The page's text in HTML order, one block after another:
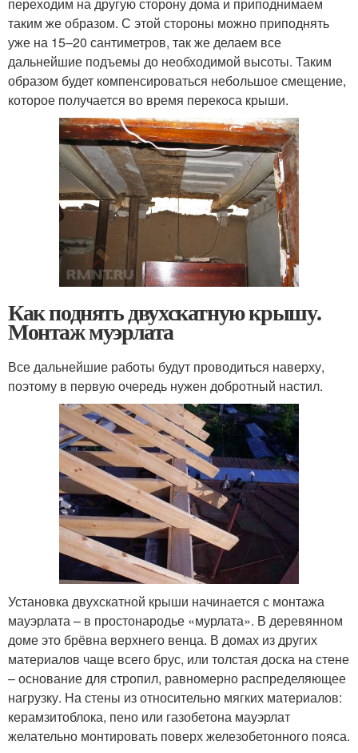
таким же образом. С этой стороны можно приподнять
уже на 15–20 сантиметров, так же делаем все
дальнейшие подъемы до необходимой высоты. Таким
образом будет компенсироваться небольшое смещение,
которое получается во время перекоса крыши.
Как поднять двухскатную крышу.
Монтаж муэрлата
Все дальнейшие работы будут проводиться наверху,
поэтому в первую очередь нужен добротный настил.
Установка двухскатной крыши начинается с монтажа
мауэрлата – в простонародье «мурлата». В деревянном
доме это брёвна верхнего венца. В домах из других
материалов чаще всего брус, или толстая доска на стене
– основание для стропил, равномерно распределяющее
нагрузку. На стены из относительно мягких материалов:
керамзитоблока, пено или газобетона мауэрлат
желательно монтировать поверх железобетонного пояса.